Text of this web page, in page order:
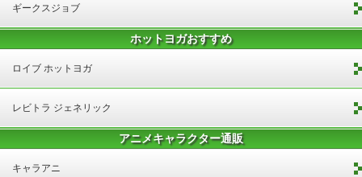
ギークスジョブ
ホットヨガおすすめ
ロイブ ホットヨガ
レビトラ ジェネリック
アニメキャラクター通販
キャラアニ